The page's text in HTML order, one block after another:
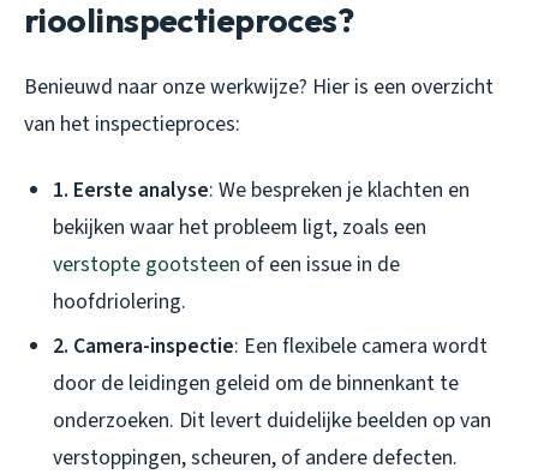
rioolinspectieproces?
Benieuwd naar onze werkwijze? Hier is een overzicht
van het inspectieproces:
1. Eerste analyse: We bespreken je klachten en
bekijken waar het probleem ligt, zoals een
verstopte gootsteen of een issue in de
hoofdriolering.
2. Camera-inspectie: Een flexibele camera wordt
door de leidingen geleid om de binnenkant te
onderzoeken. Dit levert duidelijke beelden op van
verstoppingen, scheuren, of andere defecten.